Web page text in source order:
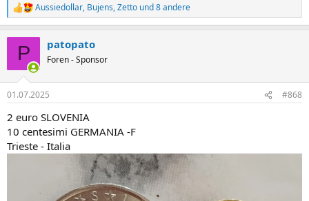
R
e
e
:
Aussiedollar, Bujens,Zetto und 8 andere
P patopato
Foren - Sponsor
01.07.2025 #868
2 euro SLOVENIA
10 centesimi GERMANIA -F
Trieste - Italia